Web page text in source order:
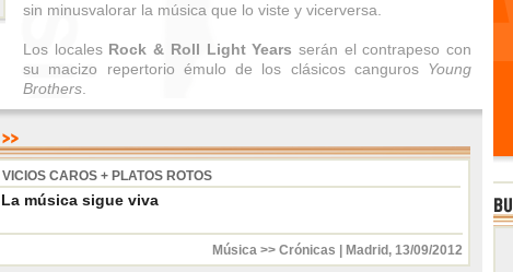
sin minusvalorar la música que lo viste y vicerversa.
Los locales Rock & Roll Light Years serán el contrapeso con
su macizo repertorio émulo de los clásicos canguros Young
Brothers
VICIOS CAROS + PLATOS ROTOS
La música sigue viva
Música >> Crónicas Madrid , 13/09/2012